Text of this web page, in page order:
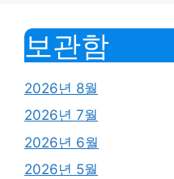
보관함
2026년 8월
2026년 7월
2026년 6월
2026년 5월